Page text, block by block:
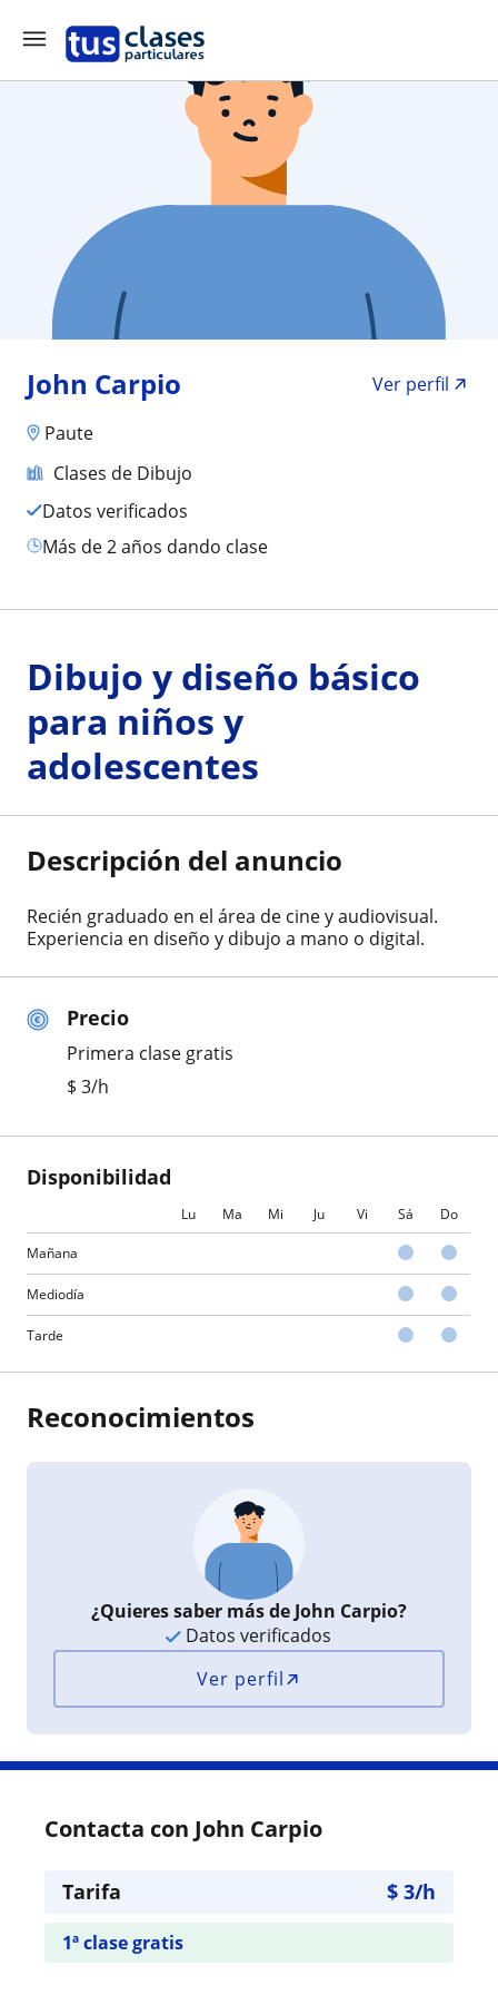
John Carpio
Ver perfil
Paute
Clases de Dibujo
Datos verificados
más de 2 años dando clase
Precio
Primera clase gratis
$ 3/h
Disponibilidad
Lu Ma Mi Ju Vi Sá Do
Mañana
Mediodía
Tarde
Dibujo y diseño básico
para niños y
adolescentes
Descripción del anuncio
Recién graduado en el área de cine y audiovisual.
Experiencia en diseño y dibujo a mano o digital.
Reconocimientos
¿Quieres saber más de John Carpio?
Datos verificados
Ver perfil
Contacta con John Carpio
Tarifa $ 3/h
1ª clase gratis